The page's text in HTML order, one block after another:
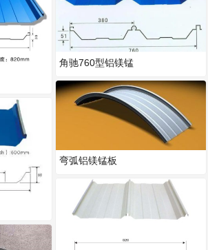
角驰760型铝镁锰
弯弧铝镁锰板